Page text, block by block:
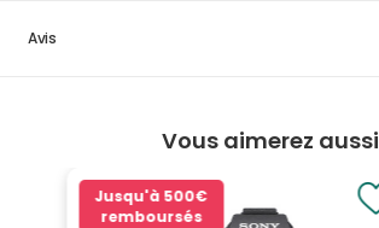
Avis
Vous aimerez aussi
Jusqu'à 500€
remboursés